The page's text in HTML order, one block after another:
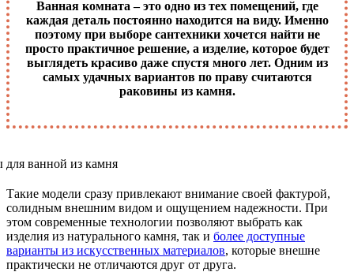
Ванная комната – это одно из тех помещений, где
каждая деталь постоянно находится на виду. Именно
поэтому при выборе сантехники хочется найти не
просто практичное решение, а изделие, которое будет
выглядеть красиво даже спустя много лет. Одним из
самых удачных вариантов по праву считаются
раковины из камня.
Такие модели сразу привлекают внимание своей фактурой,
солидным внешним видом и ощущением надежности. При
этом современные технологии позволяют выбрать как
изделия из натурального камня, так и более доступные
варианты из искусственных материалов, которые внешне
практически не отличаются друг от друга.